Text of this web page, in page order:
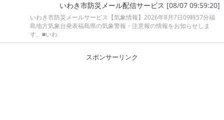
いわき市防災メール配信サービス [08/07 09:59:20]
いわき市防災メールサービス【気象情報】2026年8月7日09時57分福
島地方気象台発表福島県の気象警報・注意報の情報をお知らせしま
す。■いわ
スポンサーリンク